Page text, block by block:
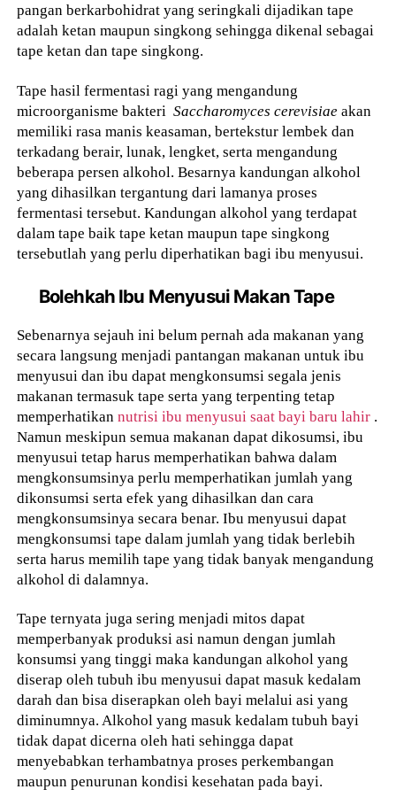
pangan berkarbohidrat yang seringkali dijadikan tape
adalah ketan maupun singkong sehingga dikenal sebagai
tape ketan dan tape singkong.
Tape hasil fermentasi ragi yang mengandung
microorganisme bakteriSaccharomyces cerevisiaeakan
memiliki rasa manis keasaman, bertekstur lembek dan
terkadang berair, lunak, lengket, serta mengandung
beberapa persen alkohol. Besarnya kandungan alkohol
yang dihasilkan tergantung dari lamanya proses
fermentasi tersebut. Kandungan alkohol yang terdapat
dalam tape baik tape ketan maupun tape singkong
tersebutlah yang perlu diperhatikan bagi ibu menyusui.
Bolehkah Ibu Menyusui Makan Tape
Sebenarnya sejauh ini belum pernah ada makanan yang
secara langsung menjadi pantangan makanan untuk ibu
menyusui dan ibu dapat mengkonsumsi segala jenis
makanan termasuk tape serta yang terpenting tetap
memperhatikannutrisi ibu menyusui saat bayi baru lahir .
Namun meskipun semua makanan dapat dikosumsi, ibu
menyusui tetap harus memperhatikan bahwa dalam
mengkonsumsinya perlu memperhatikan jumlah yang
dikonsumsi serta efek yang dihasilkan dan cara
mengkonsumsinya secara benar. Ibu menyusui dapat
mengkonsumsi tape dalam jumlah yang tidak berlebih
serta harus memilih tape yang tidak banyak mengandung
alkohol di dalamnya.
Tape ternyata juga sering menjadi mitos dapat
memperbanyak produksi asi namun dengan jumlah
konsumsi yang tinggi maka kandungan alkohol yang
diserap oleh tubuh ibu menyusui dapat masuk kedalam
darah dan bisa diserapkan oleh bayi melalui asi yang
diminumnya. Alkohol yang masuk kedalam tubuh bayi
tidak dapat dicerna oleh hati sehingga dapat
menyebabkan terhambatnya proses perkembangan
maupun penurunan kondisi kesehatan pada bayi.